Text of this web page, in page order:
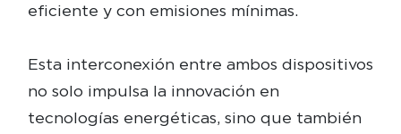
eficiente y con emisiones mínimas.
Esta interconexión entre ambos dispositivos
no solo impulsa la innovación en
tecnologías energéticas, sino que también